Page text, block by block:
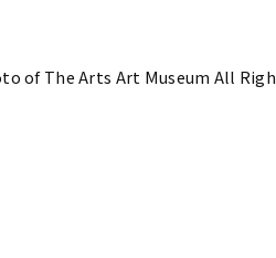
of The Arts Art Museum All